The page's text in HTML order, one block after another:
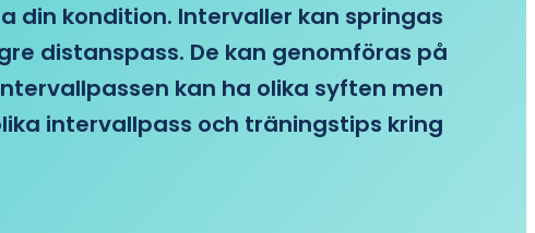
kondition. Intervaller kan springas
distanspass. De kan genomföras på
kan ha olika syften men
intervallpass och träningstips kring